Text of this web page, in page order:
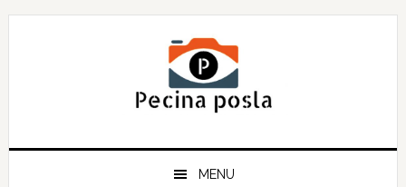
Skip
Skip
Skip
MENU